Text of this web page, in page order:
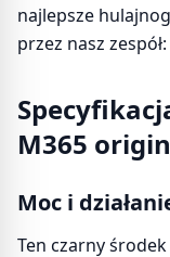
najlepsze
przez nasz zespół:
M365
Moc i
Ten czarny